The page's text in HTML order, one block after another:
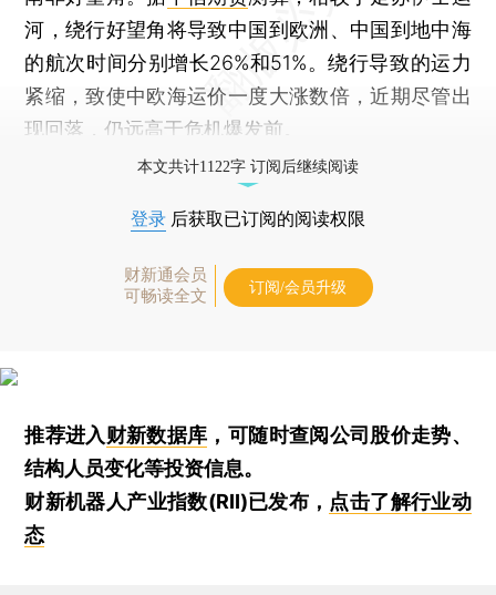
河，绕行好望角将导致中国到欧洲、中国到地中海
的航次时间分别增长26%和51%。绕行导致的运力
紧缩，致使中欧海运价一度大涨数倍，近期尽管出
现回落，仍远高于危机爆发前。
本文共计1122字 订阅后继续阅读
登录 后获取已订阅的阅读权限
财新通会员
可畅读全文
订阅/会员升级
推荐进入财新数据库 ，可随时查阅公司股价走势、
结构人员变化等投资信息。
财新机器人产业指数(RII)已发布， 点击了解行业动
态